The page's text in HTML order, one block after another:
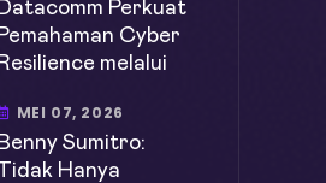
Datacomm Perkuat
Pemahaman Cyber
Resilience melalui
MEI 07, 2026
Benny Sumitro:
Hanya